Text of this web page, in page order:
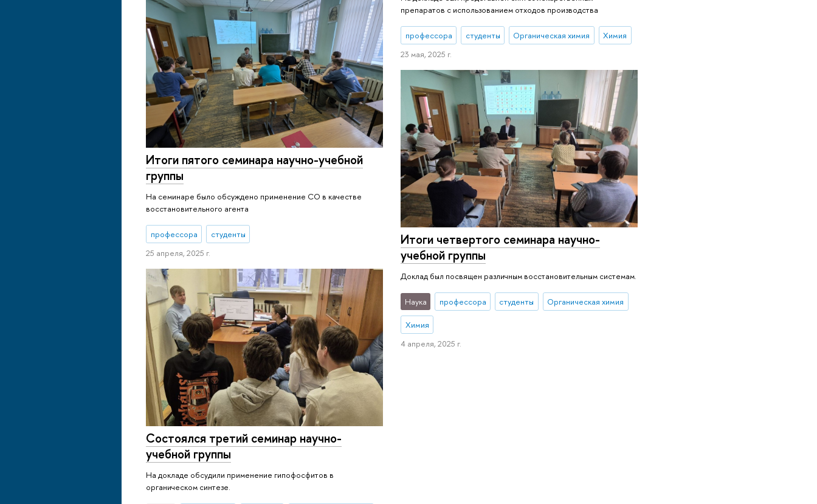
препаратов с использованием отходов производства
профессора студенты Органическая химия
Химия
23 мая, 2025 г.
Итоги пятого семинара научно-учебной
группы
На семинаре было обсуждено применение CO в качестве
восстановительного агента
профессора
студенты
25 апреля, 2025 г.
Итоги четвертого семинара научно-
учебной группы
Доклад был посвящен различным восстановительным системам.
Наука профессора студенты Органическая химия
Химия
4 апреля, 2025 г.
Состоялся третий семинар научно-
учебной группы
На докладе обсудили применение гипофосфитов в
органическом синтезе.